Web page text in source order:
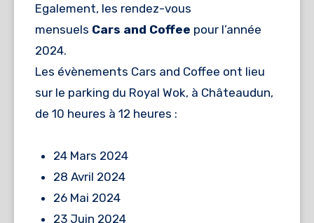
Egalement, les rendez-vous
mensuels Cars and Coffee pour l’année
2024.
Les évènements Cars and Coffee ont lieu
sur le parking du Royal Wok, à Châteaudun,
de 10 heures à 12 heures :
24 Mars 2024
28 Avril 2024
26 Mai 2024
23 Juin 2024